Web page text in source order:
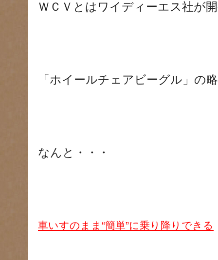
ＷＣＶとはワイディーエス社が
「ホイールチェアビーグル」の
なんと・・・
車いすのまま“簡単”に乗り降りできる